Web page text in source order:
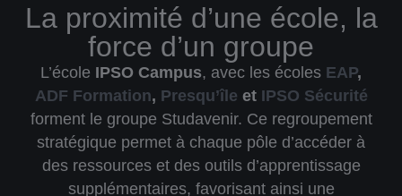
La proximité d’une école, la
force d’un groupe
L’école IPSO Campus, avec les écoles EAP,
ADF Formation, Presqu’île et IPSO Sécurité
forment le groupe Studavenir. Ce regroupement
stratégique permet à chaque pôle d’accéder à
des ressources et des outils d’apprentissage
supplémentaires, favorisant ainsi une